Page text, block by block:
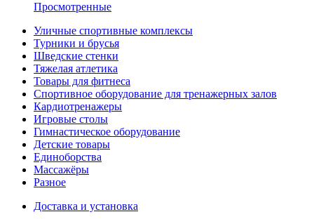
Просмотренные
Уличные спортивные комплексы
Турники и брусья
Шведские стенки
Тяжелая атлетика
Товары для фитнеса
Спортивное оборудование для тренажерных залов
Кардиотренажеры
Игровые столы
Гимнастическое оборудование
Детские товары
Единоборства
Массажёры
Разное
Доставка и установка